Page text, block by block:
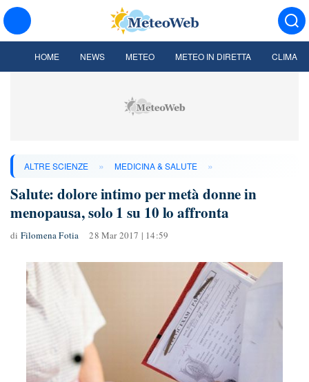
HOME NEWS METEO METEO IN DIRETTA CLIMA
ALTRE SCIENZE » MEDICINA & SALUTE »
Salute: dolore intimo per metà donne in
menopausa, solo 1 su 10 lo affronta
di Filomena Fotia 28 Mar 2017 | 14:59